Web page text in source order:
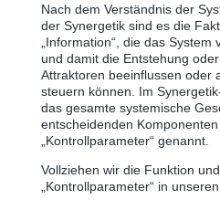
Nach dem Verständnis der
der Synergetik sind es die
„Information“, die das
und damit die Entstehung
Attraktoren beeinflussen oder
steuern können. Im
das gesamte systemische
entscheidenden
„Kontrollparameter“ genannt.
Vollziehen wir die Funktion
„Kontrollparameter“ in